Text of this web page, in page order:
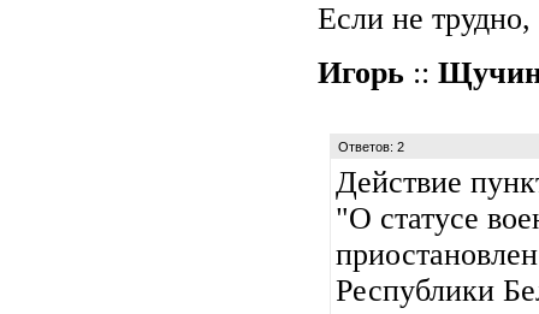
Если не
Игорь ::
Ответов: 2
Действие
"О статусе
Республики